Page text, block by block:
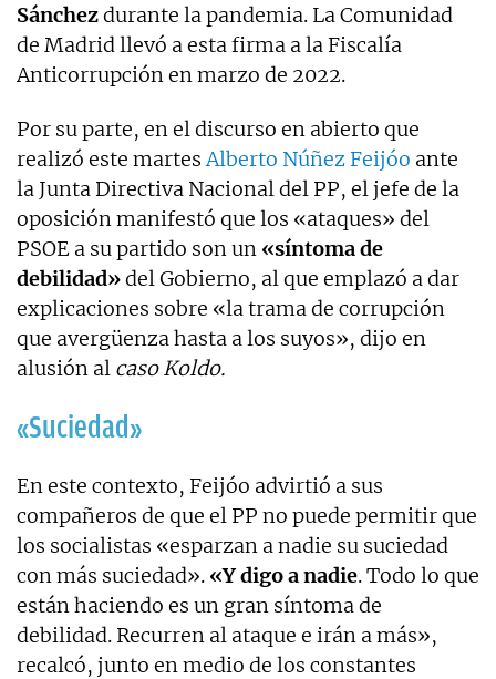
Sánchezdurante la pandemia. La Comunidad
de Madrid llevó a esta firma a la Fiscalía
Anticorrupción en marzo de 2022.
Por su parte, en el discurso en abierto que
realizó este martesAlberto Núñez Feijóo ante
la Junta Directiva Nacional del PP, el jefe de la
oposición manifestó que los «ataques» del
PSOE a su partido son un «síntoma de
debilidad»del Gobierno, al que emplazó a dar
explicaciones sobre «la trama de corrupción
que avergüenza hasta a los suyos», dijo en
alusión al caso Koldo.
«Suciedad»
En este contexto, Feijóo advirtió a sus
compañeros de que el PP no puede permitir que
los socialistas «esparzan a nadie su suciedad
con más suciedad». «Y digo a nadie. Todo lo que
están haciendo es un gran síntoma de
debilidad. Recurren al ataque e irán a más»,
recalcó, junto en medio de los constantes